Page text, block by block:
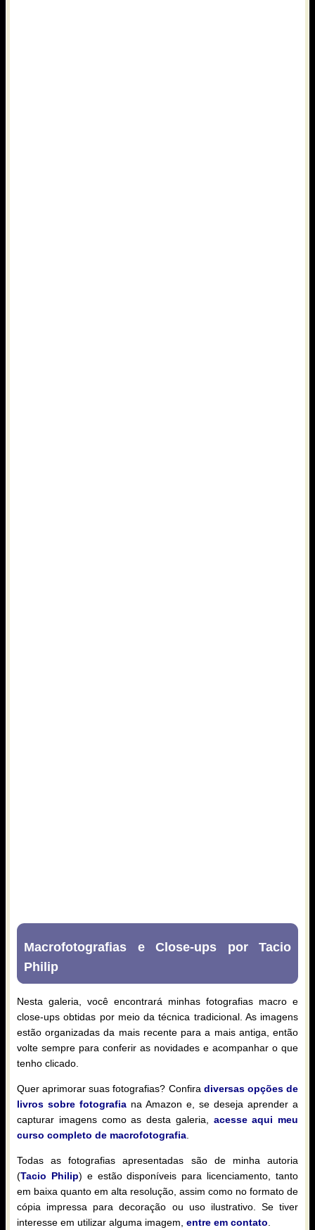
Macrofotografias e Close-ups por Tacio
Philip
Nesta galeria, você encontrará minhas fotografias macro e
close-ups obtidas por meio da técnica tradicional. As imagens
estão organizadas da mais recente para a mais antiga, então
volte sempre para conferir as novidades e acompanhar o que
tenho clicado.
Quer aprimorar suas fotografias? Confira diversas opções de
livros sobre fotografia na Amazon e, se deseja aprender a
capturar imagens como as desta galeria, acesse aqui meu
curso completo de macrofotografia
Todas as fotografias apresentadas são de minha autoria
(Tacio Philip) e estão disponíveis para licenciamento, tanto
em baixa quanto em alta resolução, assim como no formato de
cópia impressa para decoração ou uso ilustrativo. Se tiver
interesse em utilizar alguma imagem, entre em contato